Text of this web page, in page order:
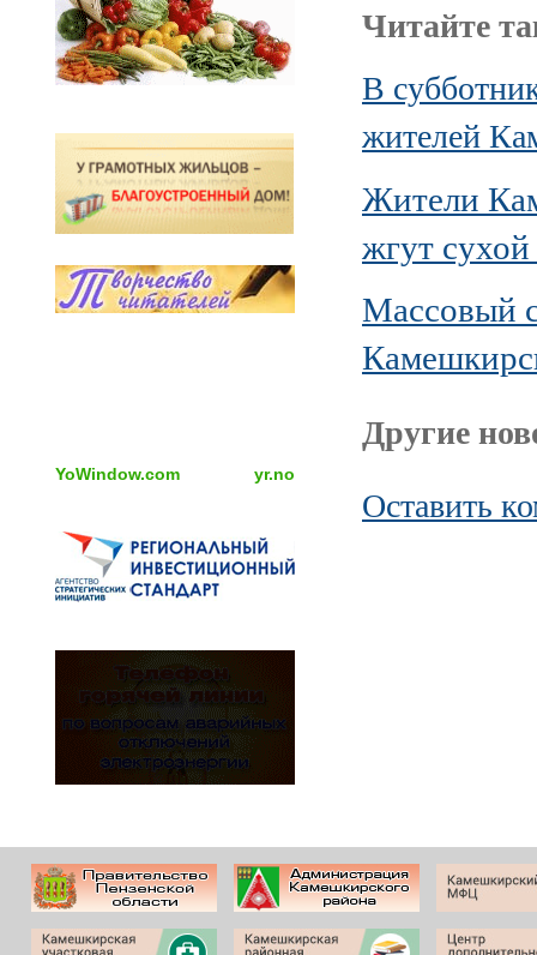
YoWindow.com yr.no
Читайте
В
жителей
Жители
жгут
Массовый
Другие
Оставить